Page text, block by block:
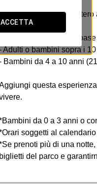
ACCETTA
Ingresso di 1 giorno
Seleziona l’opzione in base
Adulti o bambini sopra i
Bambini da 4 a 10 anni
questa
da 0 a 3 anni o
soggetti al
prenoti più di una
biglietti del parco e